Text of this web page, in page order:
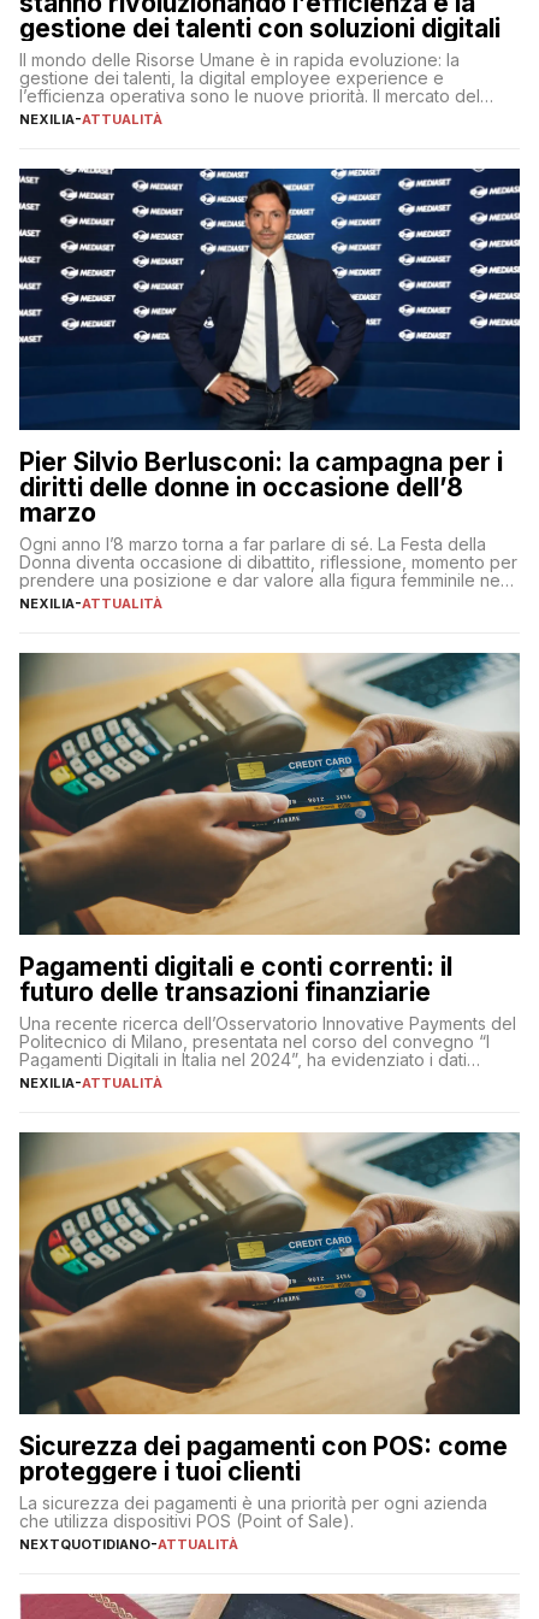
gestione dei talenti con soluzioni digitali
Il mondo delle Risorse Umane è in rapida evoluzione: la
gestione dei talenti, la digital employee experience e
l’efficienza operativa sono le nuove priorità. Il mercato del
lavoro, d’altra parte, è sempre più competitivo con una lotta
NEXILIA-ATTUALITÀ
Pier Silvio Berlusconi: la campagna per i
diritti delle donne in occasione dell’8
marzo
Ogni anno l’8 marzo torna a far parlare di sé. La Festa della
Donna diventa occasione di dibattito, riflessione, momento per
prendere una posizione e dar valore alla figura femminile nella
sua complessità e crucialità. A lanciare un messaggio “forte e
NEXILIA-ATTUALITÀ
Pagamenti digitali e conti correnti: il
futuro delle transazioni finanziarie
Una recente ricerca dell’Osservatorio Innovative Payments del
Politecnico di Milano, presentata nel corso del convegno “I
Pagamenti Digitali in Italia nel 2024”, ha evidenziato i dati
definitivi del primo semestre 2024 relativamente alle
NEXILIA-ATTUALITÀ
Sicurezza dei pagamenti con POS: come
proteggere i tuoi clienti
La sicurezza dei pagamenti è una priorità per ogni azienda
che utilizza dispositivi POS (Point of Sale).
NEXTQUOTIDIANO-ATTUALITÀ